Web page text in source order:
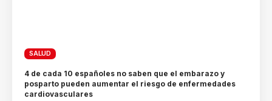
SALUD
4 de cada 10 españoles no saben que el embarazo y
posparto pueden aumentar el riesgo de enfermedades
cardiovasculares